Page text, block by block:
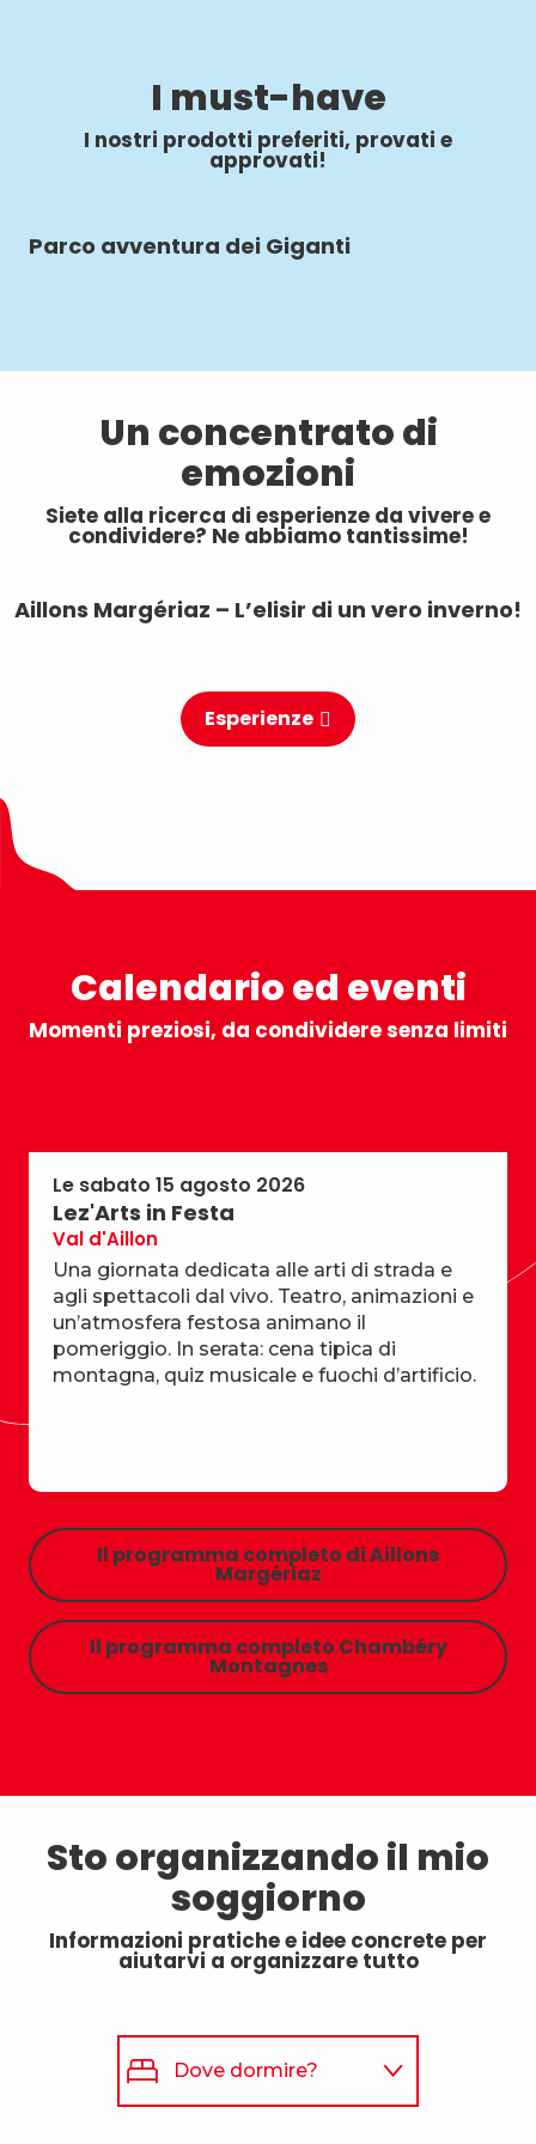
I must-have
I nostri prodotti preferiti, provati e
approvati!
Parco avventura dei Giganti
Un concentrato di
emozioni
Siete alla ricerca di esperienze da vivere e
condividere? Ne abbiamo tantissime!
Aillons Margériaz – L’elisir di un vero inverno!
Esperienze
Calendario ed eventi
Momenti preziosi, da condividere senza limiti
Le sabato 15 agosto 2026
Lez'Arts in Festa
Val d'Aillon
Una giornata dedicata alle arti di strada e
agli spettacoli dal vivo. Teatro, animazioni e
un’atmosfera festosa animano il
pomeriggio. In serata: cena tipica di
montagna, quiz musicale e fuochi d’artificio.
Il programma completo di Aillons
Margériaz
Il programma completo Chambéry
Montagnes
Sto organizzando il mio
soggiorno
Informazioni pratiche e idee concrete per
aiutarvi a organizzare tutto
Dove dormire?